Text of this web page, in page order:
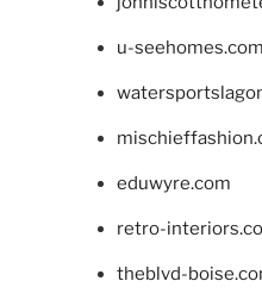
u-seehomes.com
eduwyre.com
retro-
theblvd-